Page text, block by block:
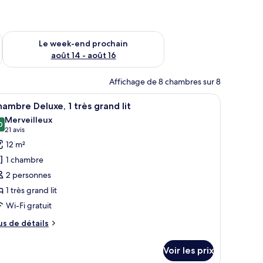
août 7 - août 9
Le week-end prochain
août 14 - août 16
Vérifier la disponibilité pour le week-end prochain août 14 -
Affichage de 8 chambres sur 8
une armoire, une coiffeuse, une fenêtre avec des rideaux et deux œuvres
:
Une chambre d’hôtel avec un lit, un
1 Deluxe, 1 très grand lit
sur 10
Merveilleux
21 avis
(21 avis)
12 m²
1 chambre
2 personnes
1 très grand lit
Wi-Fi gratuit
de détails
Voir les prix